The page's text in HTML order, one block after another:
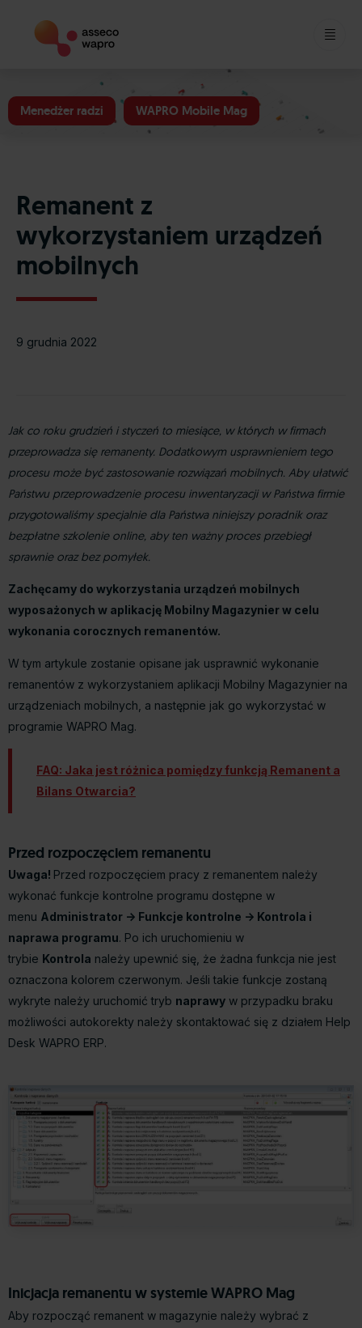
to
content
Menedżer radzi WAPRO Mobile Mag
Remanent z
wykorzystaniem urządzeń
mobilnych
9 grudnia 2022
Jak co roku grudzień i styczeń to miesiące, w których w firmach
przeprowadza się remanenty. Dodatkowym usprawnieniem tego
procesu może być zastosowanie rozwiązań mobilnych. Aby ułatwić
Państwu przeprowadzenie procesu inwentaryzacji w Państwa firmie
przygotowaliśmy specjalnie dla Państwa niniejszy poradnik oraz
bezpłatne szkolenie online, aby ten ważny proces przebiegł
sprawnie oraz bez pomyłek.
Zachęcamy do wykorzystania urządzeń mobilnych
wyposażonych w aplikację Mobilny Magazynier w celu
wykonania corocznych remanentów.
W tym artykule zostanie opisane jak usprawnić wykonanie
remanentów z wykorzystaniem aplikacji Mobilny Magazynier na
urządzeniach mobilnych, a następnie jak go wykorzystać w
programie WAPRO Mag.
FAQ: Jaka jest różnica pomiędzy funkcją Remanent a
Bilans Otwarcia?
Przed rozpoczęciem remanentu
Uwaga! Przed rozpoczęciem pracy z remanentem należy
wykonać funkcje kontrolne programu dostępne w
menu Administrator -> Funkcje kontrolne -> Kontrola i
naprawa programu. Po ich uruchomieniu w
trybie Kontrola należy upewnić się, że żadna funkcja nie jest
oznaczona kolorem czerwonym. Jeśli takie funkcje zostaną
wykryte należy uruchomić tryb naprawy w przypadku braku
możliwości autokorekty należy skontaktować się z działem Help
Desk WAPRO ERP.
Inicjacja remanentu w systemie WAPRO Mag
Aby rozpocząć remanent w magazynie należy wybrać z